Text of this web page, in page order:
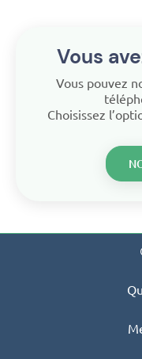
Vous
Vous pouvez
Choisissez